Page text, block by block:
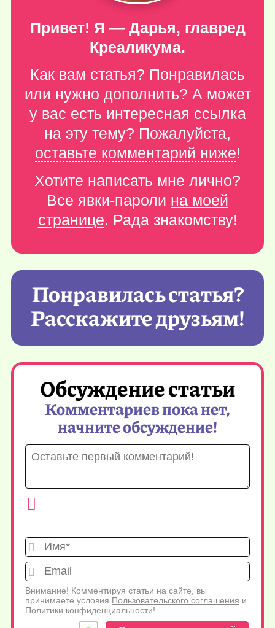
Привет! Я — Дарья, главред
Креаликума.
Как вам статья? Понравилась
или нужно дополнить? А может
у вас есть интересная ссылка
на эту тему? Пожалуйста,
оставьте комментарий ниже!
Хотите написать мне лично?
Все явки-пароли на моей
странице. Рада знакомству!
Понравилась статья?
Расскажите друзьям!
Обсуждение статьи
Комментариев пока нет,
начните обсуждение!
Имя*
Внимание! Комментируя статьи на сайте, вы
принимаете условия Пользовательского соглашения и
Политики конфиденциальности!